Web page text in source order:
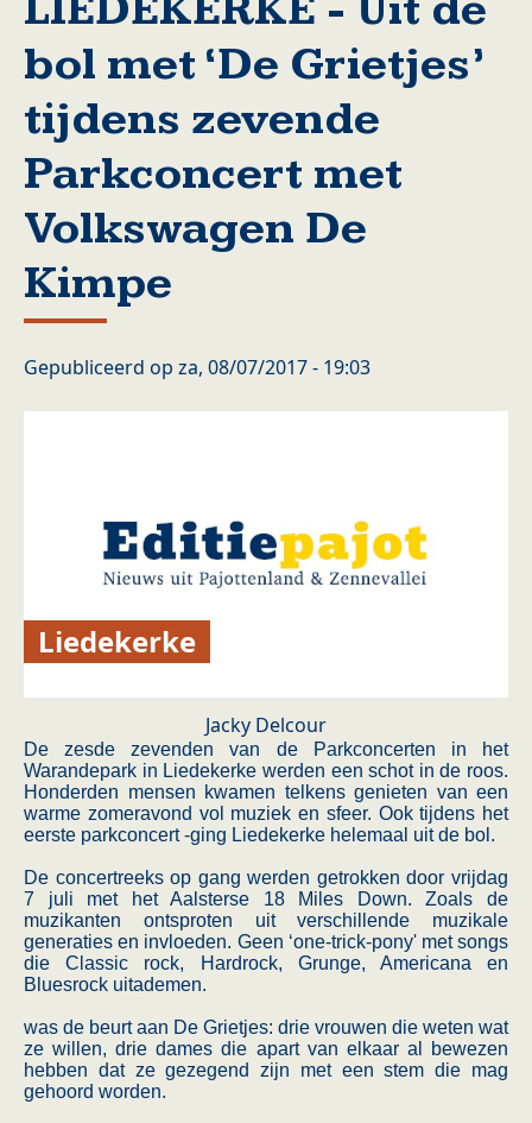
bol met ‘De Grietjes’
tijdens zevende
Parkconcert met
Volkswagen De
Kimpe
Gepubliceerd op za, 08/07/2017 - 19:03
Liedekerke
Jacky Delcour
De zesde zevenden van de Parkconcerten in het
Warandepark in Liedekerke werden een schot in de roos.
Honderden mensen kwamen telkens genieten van een
warme zomeravond vol muziek en sfeer. Ook tijdens het
eerste parkconcert -ging Liedekerke helemaal uit de bol.
De concertreeks op gang werden getrokken door vrijdag
7 juli met het Aalsterse 18 Miles Down. Zoals de
muzikanten ontsproten uit verschillende muzikale
generaties en invloeden. Geen ‘one-trick-pony' met songs
die Classic rock, Hardrock, Grunge, Americana en
Bluesrock uitademen.
was de beurt aan De Grietjes: drie vrouwen die weten wat
ze willen, drie dames die apart van elkaar al bewezen
hebben dat ze gezegend zijn met een stem die mag
gehoord worden.